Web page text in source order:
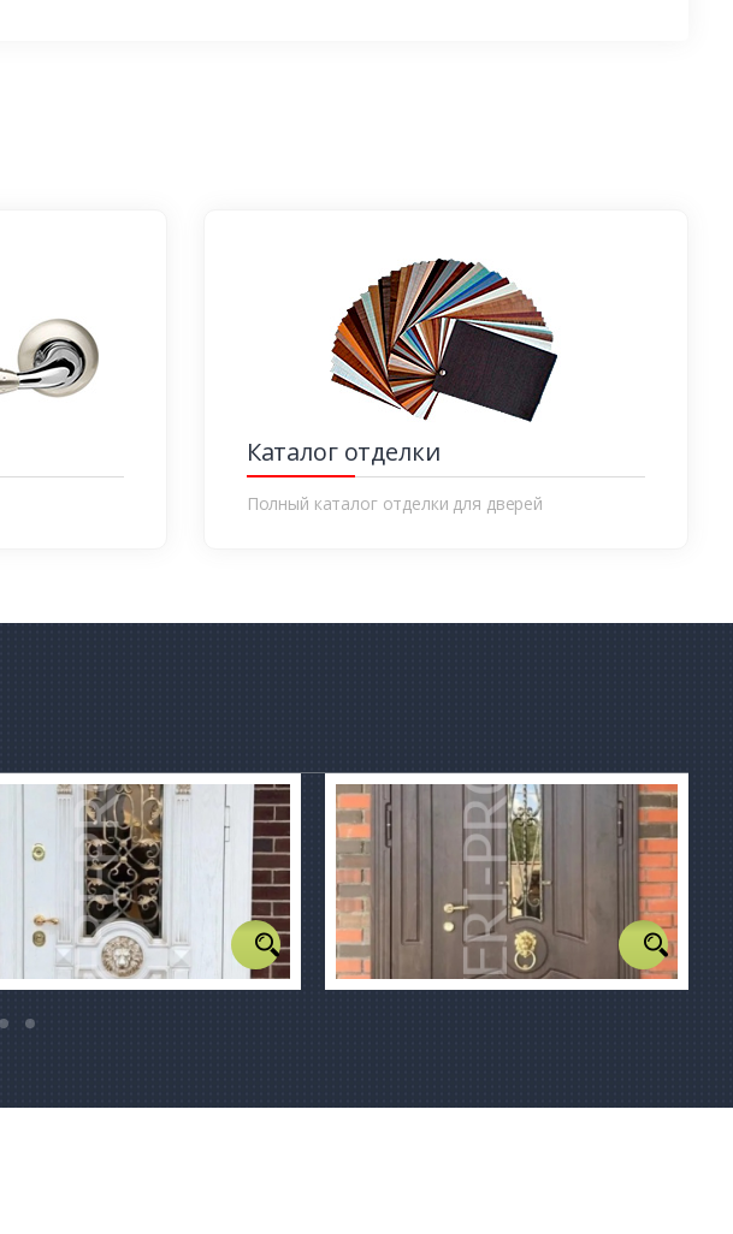
Каталог отделки
Полный каталог отделки для дверей